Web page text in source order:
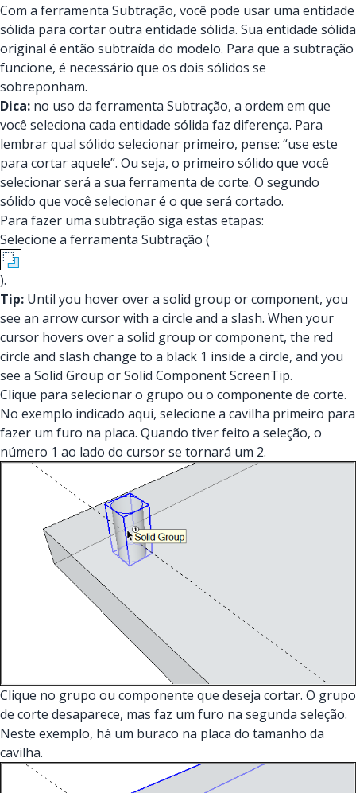
Com a ferramenta Subtração, você pode usar uma entidade
sólida para cortar outra entidade sólida. Sua entidade sólida
original é então subtraída do modelo. Para que a subtração
funcione, é necessário que os dois sólidos se
sobreponham.
Dica: no uso da ferramenta Subtração, a ordem em que
você seleciona cada entidade sólida faz diferença. Para
lembrar qual sólido selecionar primeiro, pense: “use este
para cortar aquele”. Ou seja, o primeiro sólido que você
selecionar será a sua ferramenta de corte. O segundo
sólido que você selecionar é o que será cortado.
Para fazer uma subtração siga estas etapas:
Selecione a ferramenta Subtração (
).
Tip: Until you hover over a solid group or component, you
see an arrow cursor with a circle and a slash. When your
cursor hovers over a solid group or component, the red
circle and slash change to a black 1 inside a circle, and you
see a Solid Group or Solid Component ScreenTip.
Clique para selecionar o grupo ou o componente de corte.
No exemplo indicado aqui, selecione a cavilha primeiro para
fazer um furo na placa. Quando tiver feito a seleção, o
número 1 ao lado do cursor se tornará um 2.
Clique no grupo ou componente que deseja cortar. O grupo
de corte desaparece, mas faz um furo na segunda seleção.
Neste exemplo, há um buraco na placa do tamanho da
cavilha.